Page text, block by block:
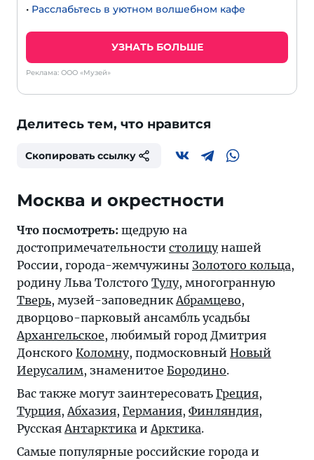
• Расслабьтесь в уютном волшебном кафе
УЗНАТЬ БОЛЬШЕ
Реклама: ООО «Музей»
Делитесь тем, что нравится
Скопировать ссылку
Москва и окрестности
Что посмотреть: щедрую на
достопримечательности столицунашей
России, города-жемчужины Золотого кольца,
родину Льва Толстого Тулу, многогранную
Тверь, музей-заповедникАбрамцево,
дворцово-парковый ансамбль усадьбы
Архангельское, любимый город Дмитрия
Донского Коломну, подмосковный Новый
Иерусалим, знаменитое Бородино.
Вас также могут заинтересовать Греция,
Турция,Абхазия, Германия, Финляндия,
РусскаяАнтарктика иАрктика.
Самые популярные российские города и